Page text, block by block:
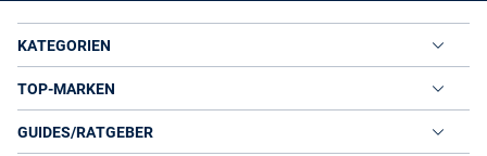
KATEGORIEN
TOP-MARKEN
GUIDES/RATGEBER